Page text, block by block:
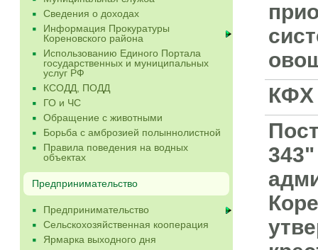
Сведения о доходах
Информация Прокуратуры
Кореновского района
Использованию Единого Портала
государственных и муниципальных
услуг РФ
КСОДД, ПОДД
ГО и ЧС
Обращение с животными
Борьба с амброзией полыннолистной
Правила поведения на водных
объектах
Предпринимательство
Предпринимательство
Сельскохозяйственная кооперация
Ярмарка выходного дня
КФХ